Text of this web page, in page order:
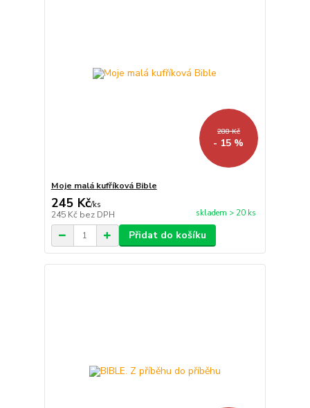
288 Kč
- 15 %
Moje malá kufříková Bible
245 Kč/ks
245 Kč bez DPH skladem > 20 ks
Přidat do košíku